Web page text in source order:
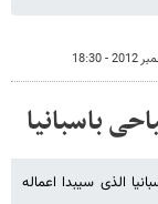
باسبانیا
الدولی السیاحی ال33 فی اسبانیا الذی سیبدا اعماله